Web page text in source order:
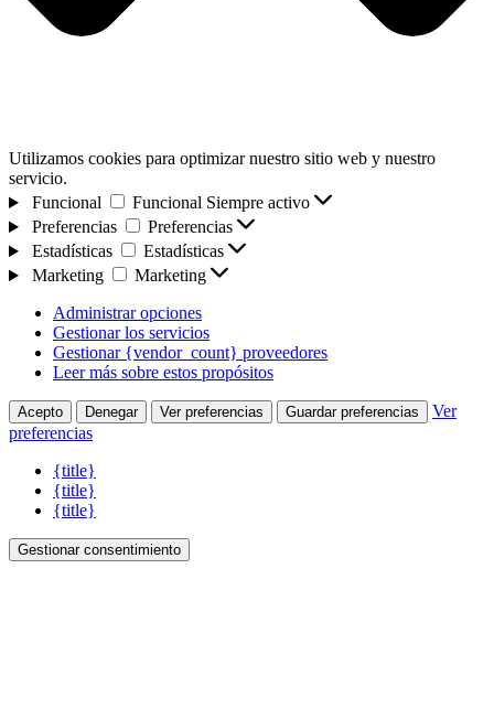
Utilizamos cookies para optimizar nuestro sitio web y nuestro
servicio.
Funcional
Funcional Siempre activo
Preferencias
Preferencias
Estadísticas
Estadísticas
Marketing
Marketing
Administrar opciones
Gestionar los servicios
Gestionar {vendor_count} proveedores
Leer más sobre estos propósitos
Acepto Denegar Ver preferencias Guardar preferencias
Ver
preferencias
{title}
{title}
{title}
Gestionar consentimiento